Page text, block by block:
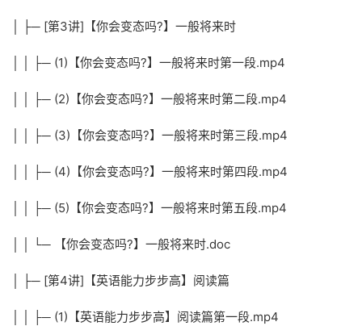
│ ├─ [第3讲]【你会变态吗?】一般将来时
│ │ ├─ (1)【你会变态吗?】一般将来时第一段.mp4
│ │ ├─ (2)【你会变态吗?】一般将来时第二段.mp4
│ │ ├─ (3)【你会变态吗?】一般将来时第三段.mp4
│ │ ├─ (4)【你会变态吗?】一般将来时第四段.mp4
│ │ ├─ (5)【你会变态吗?】一般将来时第五段.mp4
│ │ └─ 【你会变态吗?】一般将来时.doc
│ ├─ [第4讲]【英语能力步步高】阅读篇
│ │ ├─ (1)【英语能力步步高】阅读篇第一段.mp4